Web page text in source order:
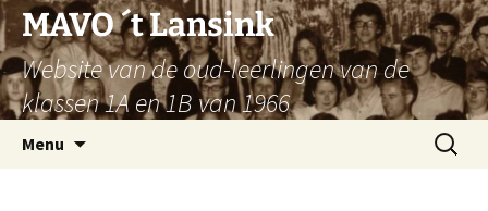
Ga
naar
de
inhoud
MAVO ´t Lansink
Website van de oud-leerlingen van de
klassen 1A en 1B van 1966
Menu
Zoeken
naar: